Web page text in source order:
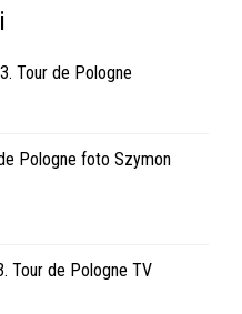
Tour de Pologne
Pologne foto Szymon
Tour de Pologne TV